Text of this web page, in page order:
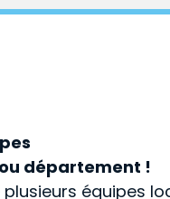
ou département !
plusieurs équipes